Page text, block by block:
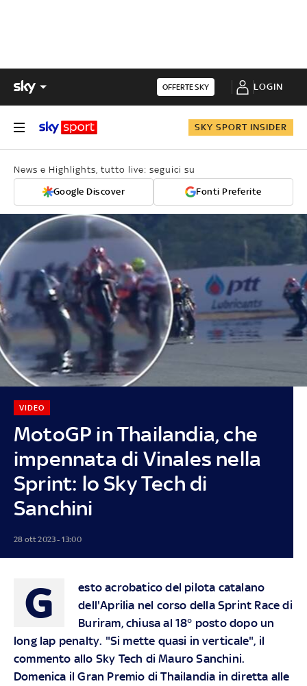
OFFERTE SKY LOGIN
SKY SPORT INSIDER
News e Highlights, tutto live: seguici su
Google Discover Fonti Preferite
MotoGP in Thailandia, che
impennata di Vinales nella
Sprint: lo Sky Tech di
Sanchini
VIDEO
28 ott 2023 - 13:00
G
esto acrobatico del pilota catalano
dell'Aprilia nel corso della Sprint Race di
Buriram, chiusa al 18° posto dopo un
long lap penalty. "Si mette quasi in verticale", il
commento allo Sky Tech di Mauro Sanchini.
Domenica il Gran Premio di Thailandia in diretta alle